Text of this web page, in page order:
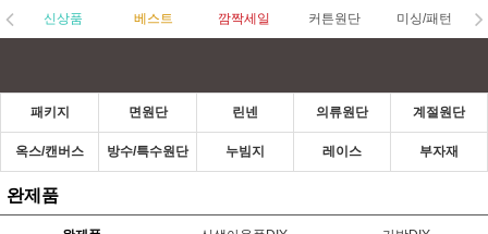
신상품 베스트 깜짝세일 커튼원단 미싱/패턴
패키지 면원단 린넨 의류원단 계절원단
옥스/캔버스 방수/특수원단 누빔지 레이스 부자재
완제품